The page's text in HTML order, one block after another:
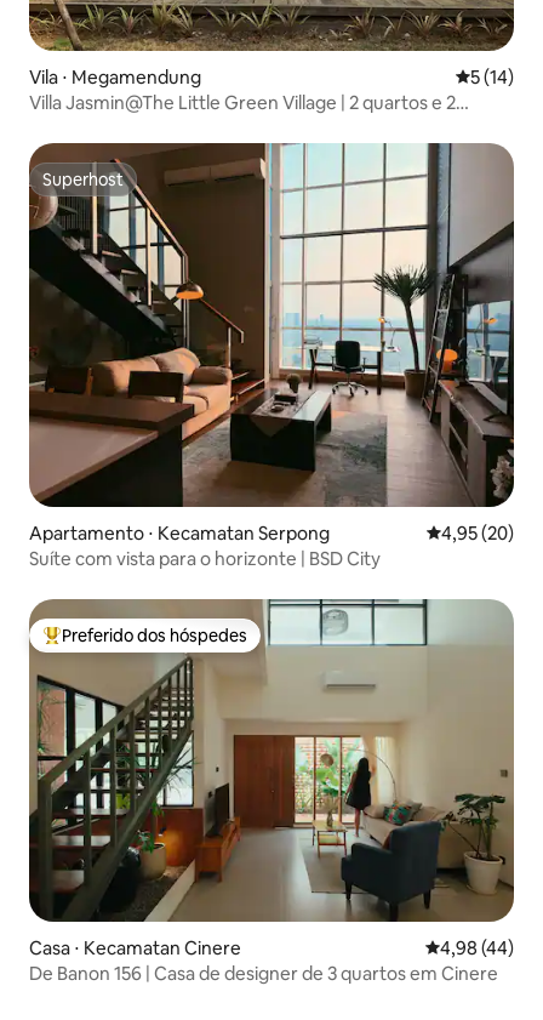
Vila ⋅ Megamendung 5 de uma
5 (14)
Villa Jasmin@The Little Green Village | 2 quartos e 2
Superhost
Superhost
Apartamento ⋅ Kecamatan Serpong 4,95 de uma
4,95 (20)
Suíte com vista para o horizonte | BSD City
Entre os melhores preferidos dos hóspedes
Preferido dos hóspedes
Casa ⋅ Kecamatan Cinere 4,98 de uma
4,98 (44)
De Banon 156 | Casa de designer de 3 quartos em Cinere